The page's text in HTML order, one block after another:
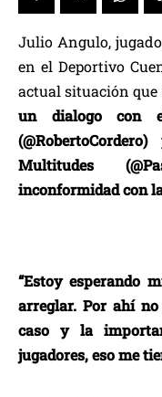
Julio Angulo,
en el Deportivo
actual situación
un dialogo con
Multitudes
inconformidad con
“Estoy esperando
arreglar. Por ahí
caso y la
jugadores, eso me